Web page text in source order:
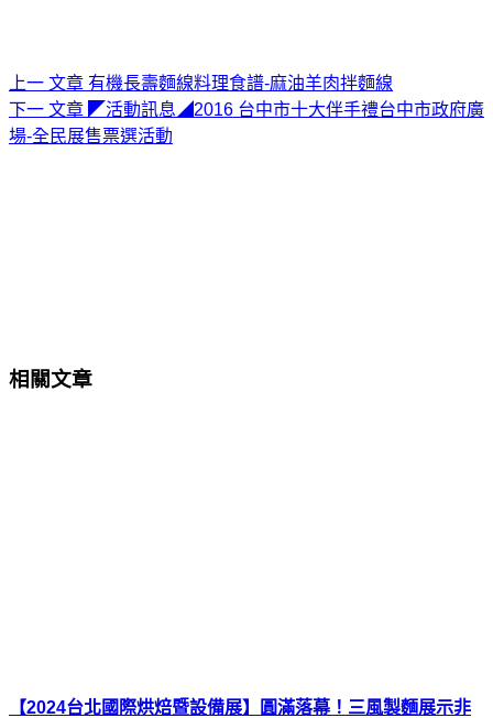
上一 文章 有機長壽麵線料理食譜-麻油羊肉拌麵線
下一 文章 ◤活動訊息◢2016 台中市十大伴手禮台中市政府廣
場-全民展售票選活動
相關文章
【2024台北國際烘焙暨設備展】圓滿落幕！三風製麵展示非